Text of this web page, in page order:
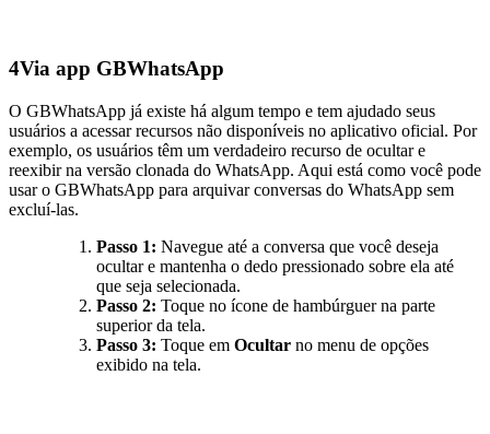
4Via app GBWhatsApp
O GBWhatsApp já existe há algum tempo e tem ajudado seus
usuários a acessar recursos não disponíveis no aplicativo oficial. Por
exemplo, os usuários têm um verdadeiro recurso de ocultar e
reexibir na versão clonada do WhatsApp. Aqui está como você pode
usar o GBWhatsApp para arquivar conversas do WhatsApp sem
excluí-las.
Passo 1: Navegue até a conversa que você deseja
ocultar e mantenha o dedo pressionado sobre ela até
que seja selecionada.
Passo 2: Toque no ícone de hambúrguer na parte
superior da tela.
Passo 3: Toque em Ocultar no menu de opções
exibido na tela.